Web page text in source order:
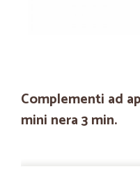
Complementi ad
mini nera 3 min.